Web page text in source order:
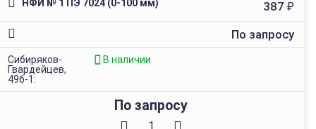
НФИ № 1 ПЭ 7024 (0-100 мм) 387 ₽
По запросу
Сибиряков-
Гвардейцев,
49б-1:
В наличии
По запросу